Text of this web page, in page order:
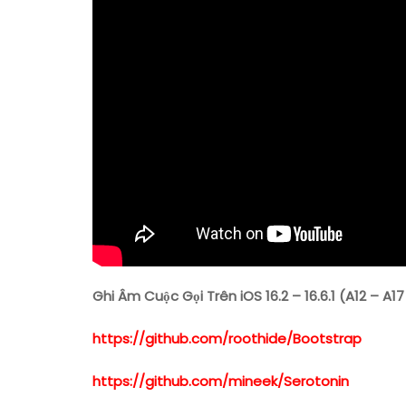
Ghi Âm Cuộc Gọi Trên iOS 16.2 – 16.6.1 (A12 –
https://github.com/roothide/Bootstrap
https://github.com/mineek/Serotonin